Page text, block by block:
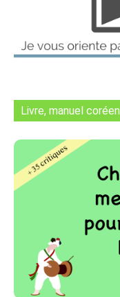
Livre, manuel coréen